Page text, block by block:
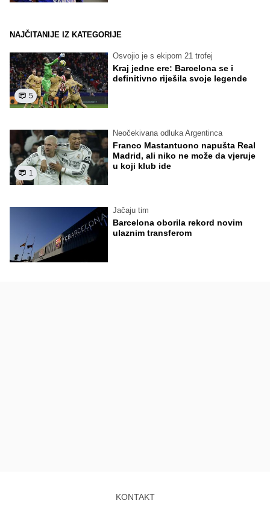
NAJČITANIJE IZ KATEGORIJE
5
Osvojio je s ekipom 21 trofej
Kraj jedne ere: Barcelona se i
definitivno riješila svoje legende
1
Neočekivana odluka Argentinca
Franco Mastantuono napušta Real
Madrid, ali niko ne može da vjeruje
u koji klub ide
Jačaju tim
Barcelona oborila rekord novim
ulaznim transferom
KONTAKT